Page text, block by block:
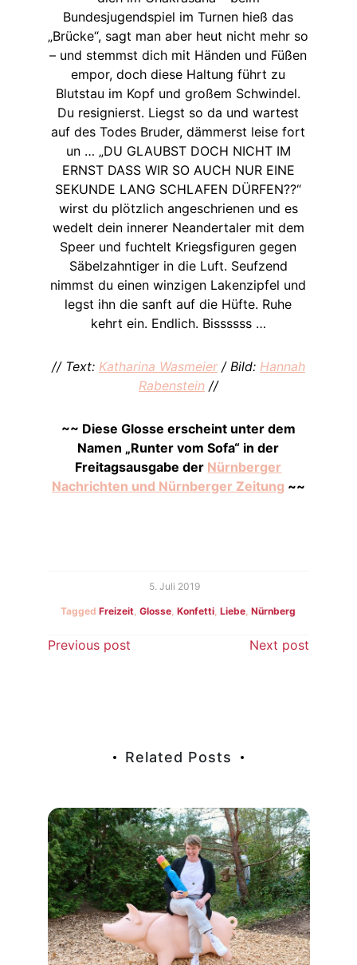
Bundesjugendspiel im Turnen hieß das
„Brücke“, sagt man aber heut nicht mehr so
– und stemmst dich mit Händen und Füßen
empor, doch diese Haltung führt zu
Blutstau im Kopf und großem Schwindel.
Du resignierst. Liegst so da und wartest
auf des Todes Bruder, dämmerst leise fort
un … „DU GLAUBST DOCH NICHT IM
ERNST DASS WIR SO AUCH NUR EINE
SEKUNDE LANG SCHLAFEN DÜRFEN??“
wirst du plötzlich angeschrienen und es
wedelt dein innerer Neandertaler mit dem
Speer und fuchtelt Kriegsfiguren gegen
Säbelzahntiger in die Luft. Seufzend
nimmst du einen winzigen Lakenzipfel und
legst ihn die sanft auf die Hüfte. Ruhe
kehrt ein. Endlich. Bissssss …
// Text: Katharina Wasmeier/ Bild: Hannah
Rabenstein//
~~ Diese Glosse erscheint unter dem
Namen „Runter vom Sofa“ in der
Freitagsausgabe der Nürnberger
Nachrichten und Nürnberger Zeitung ~~
5. Juli 2019
TaggedFreizeit,Glosse,Konfetti,Liebe,Nürnberg
Beitragsnavigation
Previous post Next post
Related Posts